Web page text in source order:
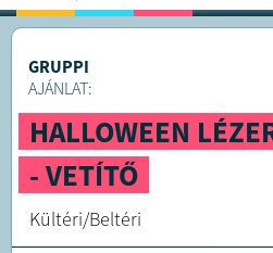
GRUPPI
AJÁNLAT:
HALLOWEEN
- VETÍTŐ
Kültéri/Beltéri